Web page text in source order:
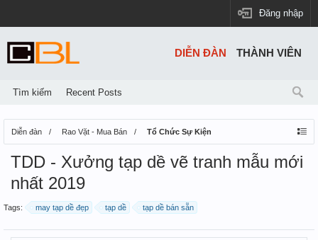
Đăng nhập
Diễn đàn Rao Vặt - Mua Bán Tổ Chức Sự Kiện
TDD - Xưởng tạp dề vẽ tranh mẫu mới
nhất 2019
Tags: may tạp dề đẹp tạp dề tạp dề bán sẵn
DIỄN ĐÀN
Tìm kiếm Recent Posts
THÀNH VIÊN